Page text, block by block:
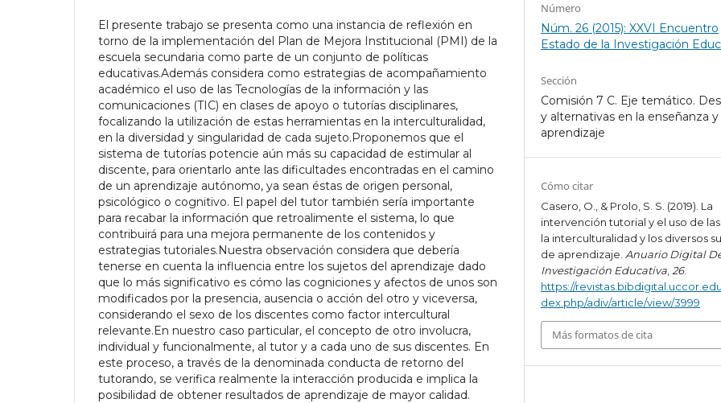
El presente trabajo se presenta como una instancia de reflexión en
torno de la implementación del Plan de Mejora Institucional (PMI) de la
escuela secundaria como parte de un conjunto de políticas
educativas.Además considera como estrategias de acompañamiento
académico el uso de las Tecnologías de la información y las
comunicaciones (TIC) en clases de apoyo o tutorías disciplinares,
focalizando la utilización de estas herramientas en la interculturalidad,
en la diversidad y singularidad de cada sujeto.Proponemos que el
sistema de tutorías potencie aún más su capacidad de estimular al
discente, para orientarlo ante las dificultades encontradas en el camino
de un aprendizaje autónomo, ya sean éstas de origen personal,
psicológico o cognitivo. El papel del tutor también sería importante
para recabar la información que retroalimente el sistema, lo que
contribuirá para una mejora permanente de los contenidos y
estrategias tutoriales.Nuestra observación considera que debería
tenerse en cuenta la influencia entre los sujetos del aprendizaje dado
que lo más significativo es cómo las cogniciones y afectos de unos son
modificados por la presencia, ausencia o acción del otro y viceversa,
considerando el sexo de los discentes como factor intercultural
relevante.En nuestro caso particular, el concepto de otro involucra,
individual y funcionalmente, al tutor y a cada uno de sus discentes. En
este proceso, a través de la denominada conducta de retorno del
tutorando, se verifica realmente la interacción producida e implica la
posibilidad de obtener resultados de aprendizaje de mayor calidad.
Número
Núm. 26 (2015): XXVI Encuentro
Estado de la Investigación
Sección
Comisión 7 C. Eje temático.
y alternativas en la enseñanza y
aprendizaje
Cómo citar
Casero, O., & Prolo, S. S. (2019). La
intervención tutorial y el uso de las
la interculturalidad y los diversos
de aprendizaje. Anuario Digital
Investigación Educativa 26.
https://
dex.php/adiv/article/view/3999
Más formatos de cita